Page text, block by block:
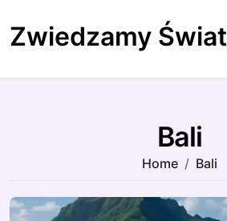
to
content
Zwiedzamy Świat
Bali
Home Bali